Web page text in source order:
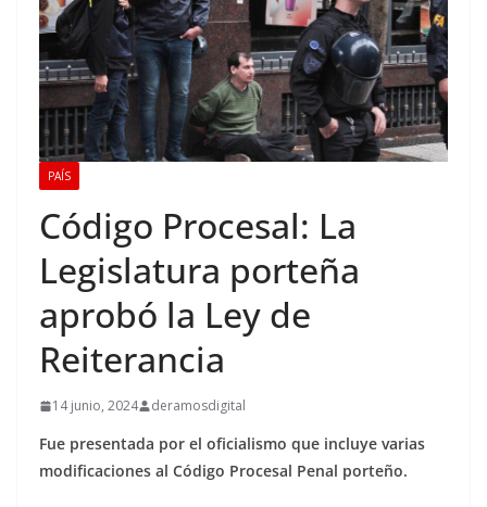
PAÍS
Código Procesal: La
Legislatura porteña
aprobó la Ley de
Reiterancia
14 junio, 2024 deramosdigital
Fue presentada por el oficialismo que incluye varias
modificaciones al Código Procesal Penal porteño.